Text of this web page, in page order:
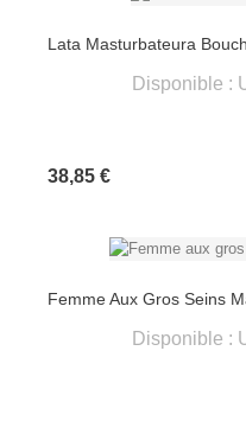
Lata Masturbateura
Disponible :
38,85 €Prix
Femme Aux Gros Seins
Disponible :